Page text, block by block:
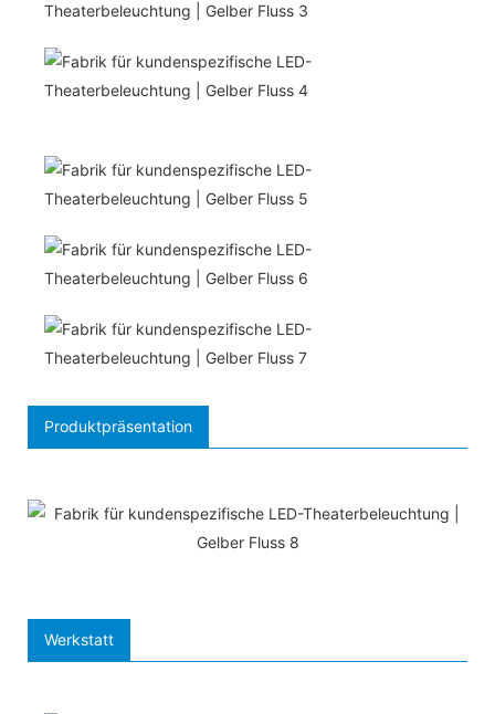
Produktpräsentation
Werkstatt